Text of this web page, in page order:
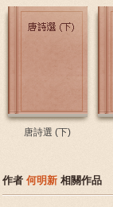
唐詩選 (下)
作者 何明新 相關作品